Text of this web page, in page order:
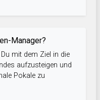
Manager?
mit dem Ziel in die
aufzusteigen und
Pokale zu